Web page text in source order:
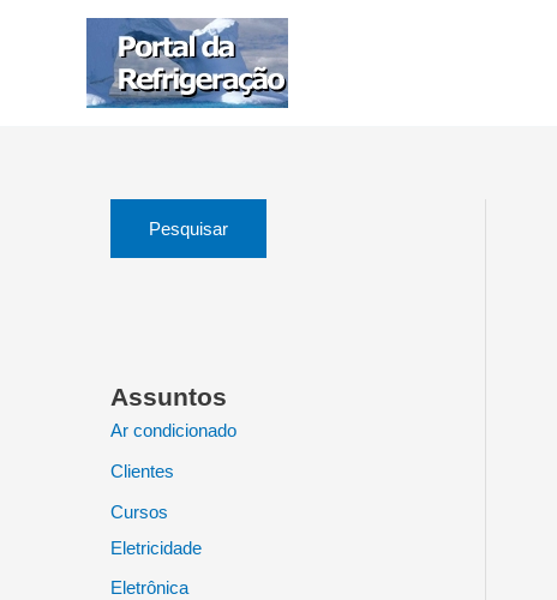
Pesquisar
Assuntos
Ar condicionado
Clientes
Cursos
Eletricidade
Eletrônica